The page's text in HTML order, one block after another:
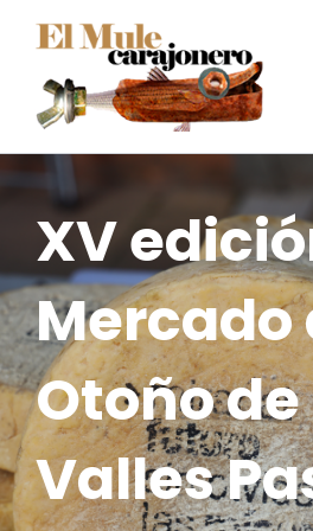
XV
Mercado
Otoño
Valles